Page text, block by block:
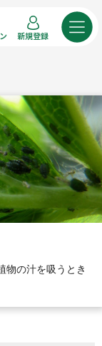
新規登録
物の汁を吸うとき